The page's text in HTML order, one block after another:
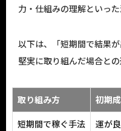
力・仕組みの理解といっ
以下は、「短期間で結果
堅実に取り組んだ場合と
取り組み方 初期
短期間で稼ぐ手法
運が